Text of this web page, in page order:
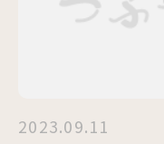
2023.09.11